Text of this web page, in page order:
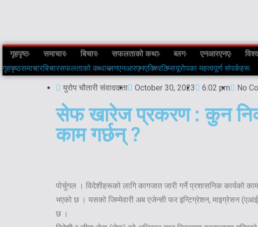
गृहपृष्ठ समाचार बिचार सफलताको कथा ब्लग एनआरएनए विश्व
गृहपृष्ठसमाचारबिचारसफलताको कथाब्लगएनआरएनएविश्वटिप्सयूरोपका महत्वपूर्ण संपर्कहरू
युरोप चौतारी संवाददाता October 30, 2023 6:02 pm No
सेफ खारेज प्रकरण : कुन
काम गर्छन् ?
पोर्चुगल । विदेशीहरूको लागि कागजात जारी गर्ने प्रशासनिक कार्यको
भएको छ । यसको जिम्मेवारी अब एजेन्सी फर इन्टिग्रेशन, माइग्रेसन
छ ।